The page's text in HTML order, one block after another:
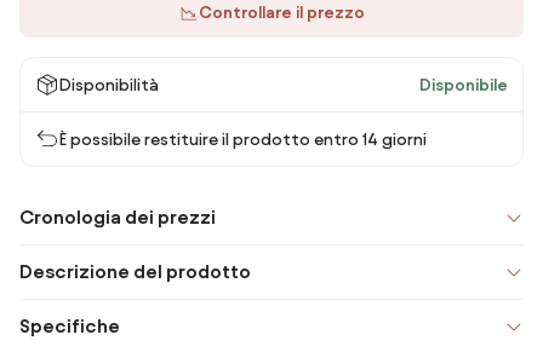
Controllare il prezzo
Disponibilità Disponibile
È possibile restituire il prodotto entro 14 giorni
Cronologia dei prezzi
Descrizione del prodotto
Specifiche